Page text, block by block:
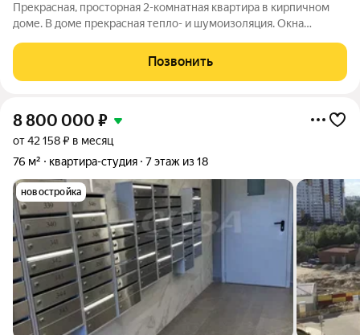
Прекрасная, просторная 2-комнатная квартира в кирпичном
доме. В доме прекрасная тепло- и шумоизоляция. Окна
дома расположен д/с "Веснушка", через дорогу в 5 минутах
хотьбы - д/с "Фестивальный",
Позвонить
8 800 000 ₽
от 42 158 ₽ в месяц
76 м²
квартира-студия 7 этаж из 18
новостройка